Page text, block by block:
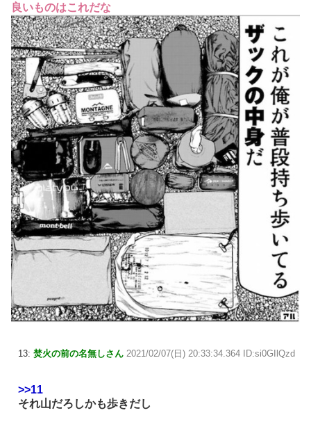
良いものはこれだな
13: 焚火の前の名無しさん 2021/02/07(日) 20:33:34.364 ID:si0GIlQzd
>>11
それ山だろしかも歩きだし